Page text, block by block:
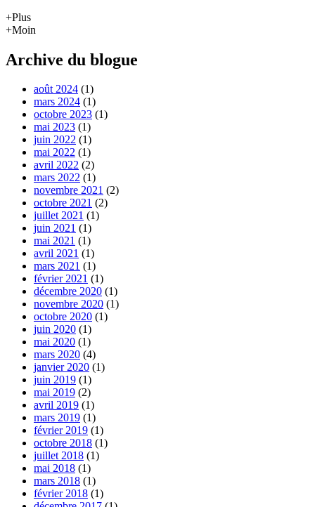
+Plus
+Moin
Archive du blogue
août 2024 (1)
mars 2024 (1)
octobre 2023 (1)
mai 2023 (1)
juin 2022 (1)
mai 2022 (1)
avril 2022 (2)
mars 2022 (1)
novembre 2021 (2)
octobre 2021 (2)
juillet 2021 (1)
juin 2021 (1)
mai 2021 (1)
avril 2021 (1)
mars 2021 (1)
février 2021 (1)
décembre 2020 (1)
novembre 2020 (1)
octobre 2020 (1)
juin 2020 (1)
mai 2020 (1)
mars 2020 (4)
janvier 2020 (1)
juin 2019 (1)
mai 2019 (2)
avril 2019 (1)
mars 2019 (1)
février 2019 (1)
octobre 2018 (1)
juillet 2018 (1)
mai 2018 (1)
mars 2018 (1)
février 2018 (1)